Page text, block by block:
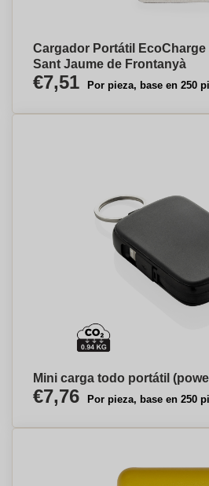
Cargador Portátil EcoCharge
Sant Jaume de Frontanyà
€7,51 Por pieza, base en 250
Mini carga todo portátil
€7,76 Por pieza, base en 250